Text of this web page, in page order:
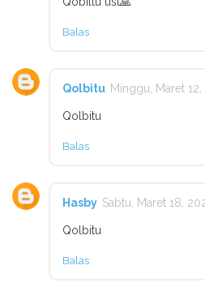
Balas
Qolbitu Minggu, Maret
Qolbitu
Balas
Hasby Sabtu, Maret 18,
Qolbitu
Balas